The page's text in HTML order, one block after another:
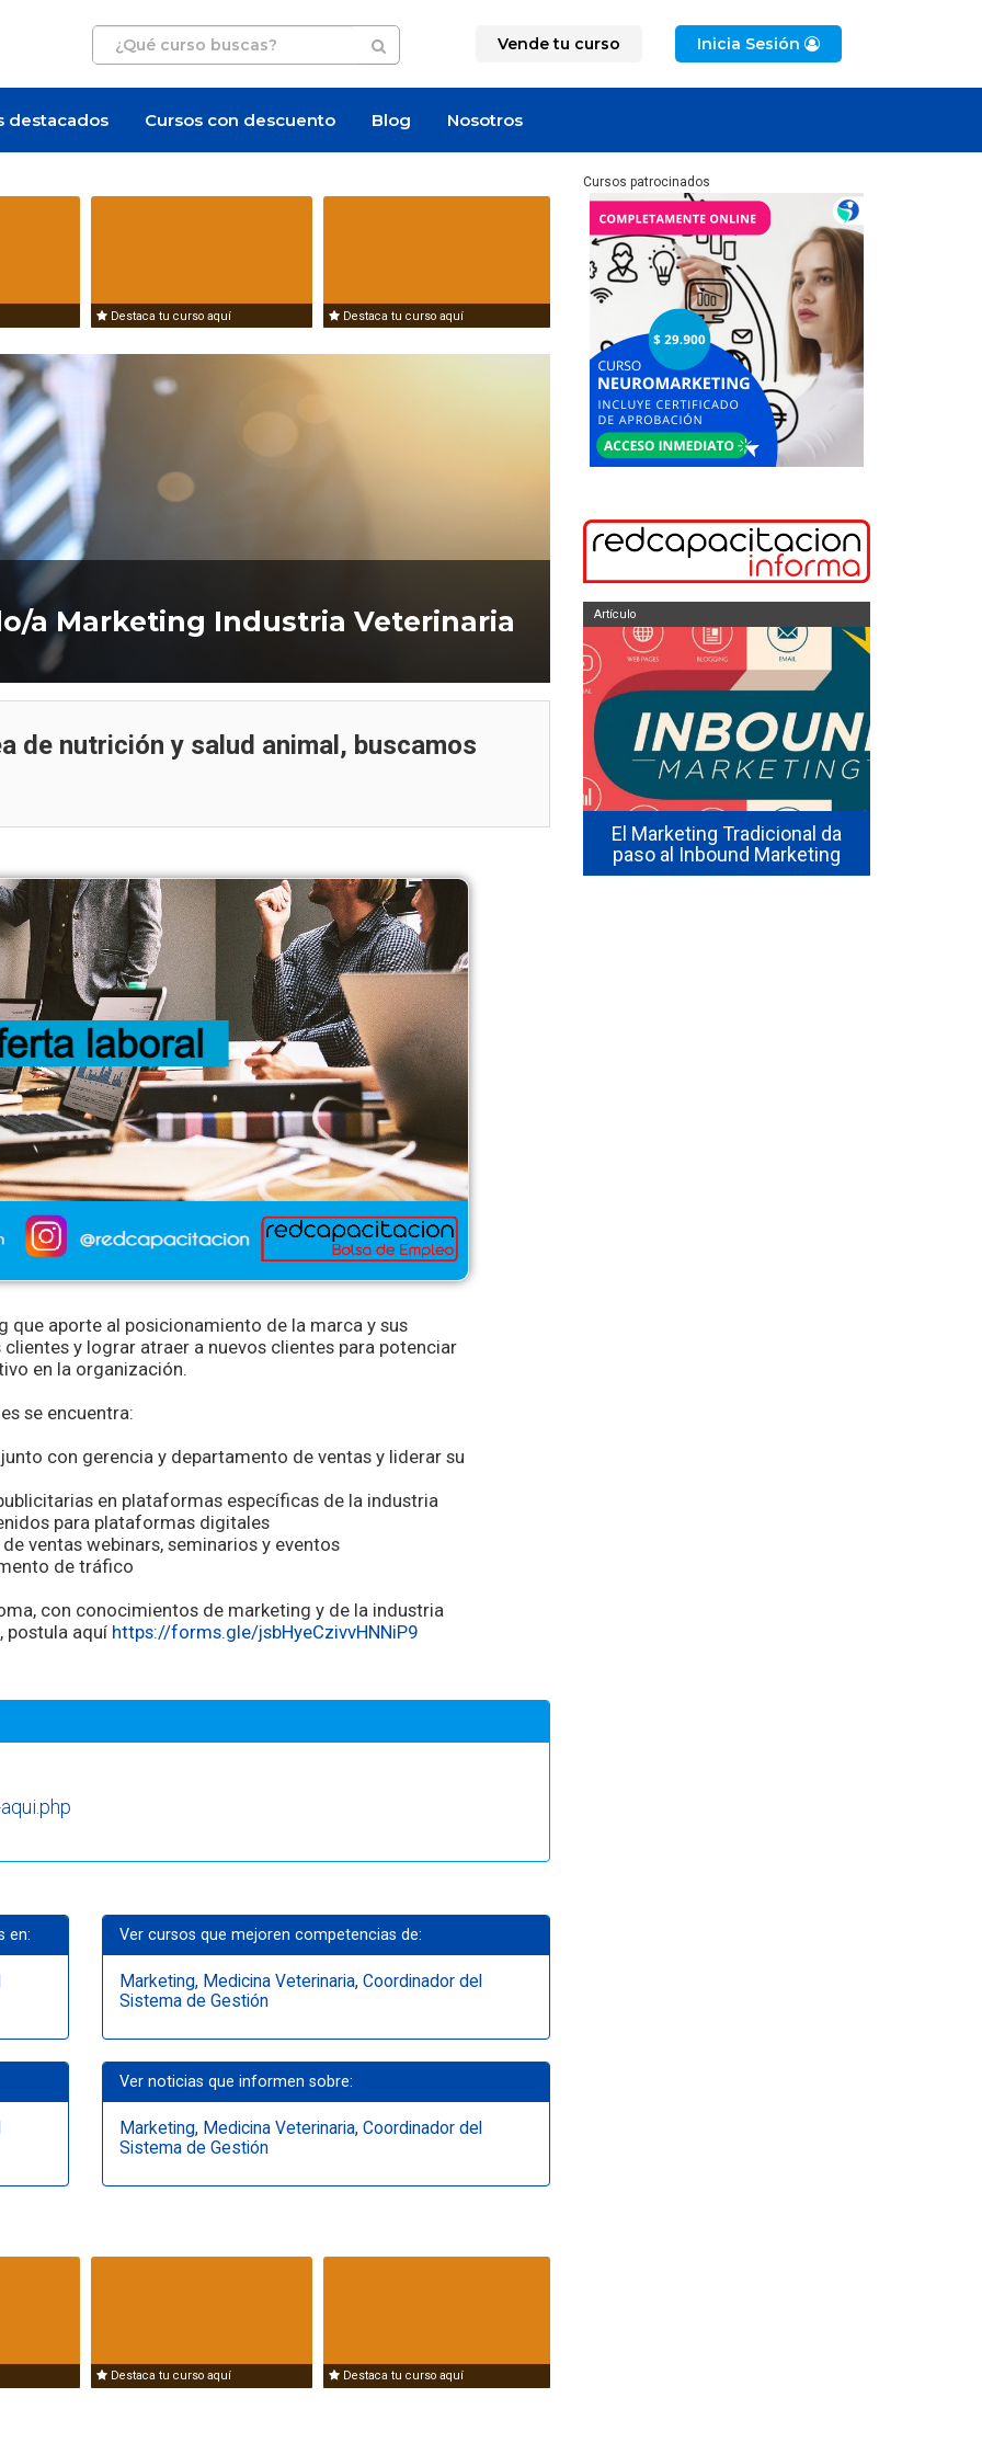
Vende tu curso Inicia Sesión
destacados Cursos con descuento Blog Nosotros
Destaca tu curso aquí Destaca tu curso aquí
a Marketing Industria Veterinaria
de nutrición y salud animal, buscamos
que aporte al posicionamiento de la marca y sus
y lograr atraer a nuevos clientes para potenciar
en la organización.
se encuentra:
con gerencia y departamento de ventas y liderar su
en plataformas específicas de la industria
para plataformas digitales
ventas webinars, seminarios y eventos
de tráfico
con conocimientos de marketing y de la industria
postula aquí https://forms.gle/jsbHyeCzivvHNNiP9
en: Ver cursos que mejoren competencias de:
Marketing, Medicina Veterinaria, Coordinador del
Sistema de Gestión
Ver noticias que informen sobre:
Marketing, Medicina Veterinaria, Coordinador del
Sistema de Gestión
Destaca tu curso aquí Destaca tu curso aquí
Cursos patrocinados
Oferta Laboral: Gerente de
Oferta de empleo
Oferta de trabajo: Ejecutivo/a
Oferta de empleo
El Marketing Tradicional da
paso al Inbound Marketing
Artículo